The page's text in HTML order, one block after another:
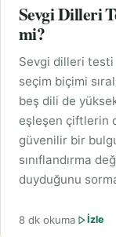
Sevgi Dilleri
mi?
Sevgi dilleri
seçim biçimi
beş dili de
eşleşen çiftlerin
güvenilir bir
sınıflandırma
duyduğunu
8 dk okuma İzle